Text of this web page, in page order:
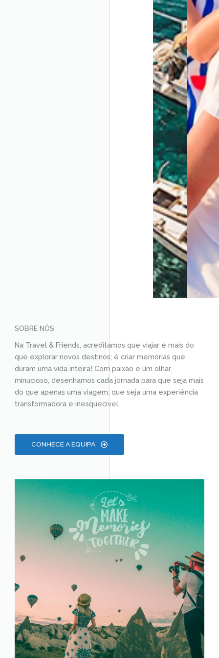
SOBRE NÓS
Na Travel & Friends, acreditamos que viajar é mais do
que explorar novos destinos; é criar memórias que
duram uma vida inteira! Com paixão e um olhar
minucioso, desenhamos cada jornada para que seja mais
do que apenas uma viagem: que seja uma experiência
transformadora e inesquecível.
CONHECE A EQUIPA